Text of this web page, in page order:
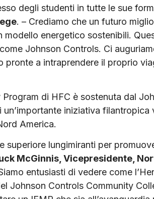
degli studenti in tutte le sue
. – Crediamo che un futuro
energetico sostenibili.
Johnson Controls. Ci
a intraprendere il proprio
di HFC è sostenuta dal
iniziativa filantropica
America.
lungimiranti per
McGinnis, Vicepresidente,
entusiasti di vedere come
Johnson Controls Community